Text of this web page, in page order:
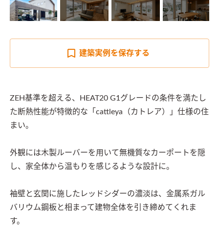
建築実例を保存する
ZEH基準を超える、HEAT20 G1グレードの条件を満たし
た断熱性能が特徴的な「cattleya（カトレア）」仕様の住
まい。
外観には木製ルーバーを用いて無機質なカーポートを隠
し、家全体から温もりを感じるような設計に。
袖壁と玄関に施したレッドシダーの濃淡は、金属系ガル
バリウム鋼板と相まって建物全体を引き締めてくれま
す。